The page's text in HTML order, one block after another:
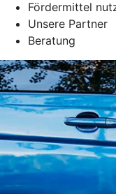
Fördermittel
Unsere Partner
Beratung